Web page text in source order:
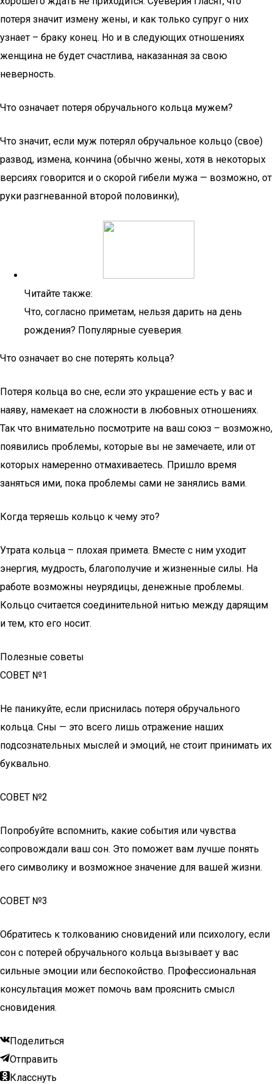
потеря значит измену жены, и как только супруг о них
узнает – браку конец. Но и в следующих отношениях
женщина не будет счастлива, наказанная за свою
неверность.
Что означает потеря обручального кольца мужем?
Что значит, если муж потерял обручальное кольцо (свое)
развод, измена, кончина (обычно жены, хотя в некоторых
версиях говорится и о скорой гибели мужа — возможно, от
руки разгневанной второй половинки),
Читайте также:
Что, согласно приметам, нельзя дарить на день
рождения? Популярные суеверия.
Что означает во сне потерять кольца?
Потеря кольца во сне, если это украшение есть у вас и
наяву, намекает на сложности в любовных отношениях.
Так что внимательно посмотрите на ваш союз – возможно,
появились проблемы, которые вы не замечаете, или от
которых намеренно отмахиваетесь. Пришло время
заняться ими, пока проблемы сами не занялись вами.
Когда теряешь кольцо к чему это?
Утрата кольца – плохая примета. Вместе с ним уходит
энергия, мудрость, благополучие и жизненные силы. На
работе возможны неурядицы, денежные проблемы.
Кольцо считается соединительной нитью между дарящим
и тем, кто его носит.
Полезные советы
СОВЕТ №1
Не паникуйте, если приснилась потеря обручального
кольца. Сны — это всего лишь отражение наших
подсознательных мыслей и эмоций, не стоит принимать их
буквально.
СОВЕТ №2
Попробуйте вспомнить, какие события или чувства
сопровождали ваш сон. Это поможет вам лучше понять
его символику и возможное значение для вашей жизни.
СОВЕТ №3
Обратитесь к толкованию сновидений или психологу, если
сон с потерей обручального кольца вызывает у вас
сильные эмоции или беспокойство. Профессиональная
консультация может помочь вам прояснить смысл
сновидения.
Поделиться
Отправить
Класснуть